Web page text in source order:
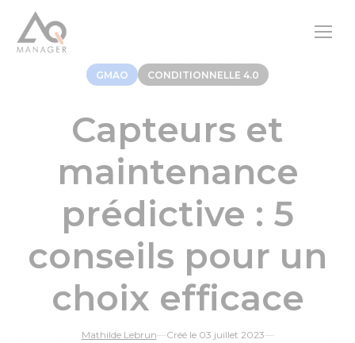
GMAO CONDITIONNELLE 4.0
Capteurs et
maintenance
prédictive : 5
conseils pour un
choix efficace
Mathilde Lebrun—Créé le 03 juillet 2023—